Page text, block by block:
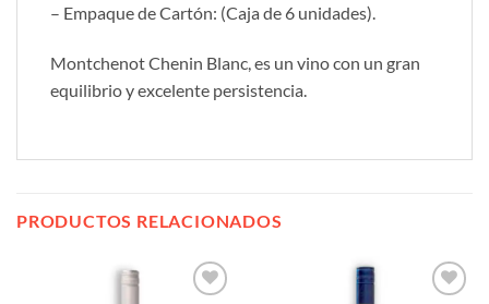
– Empaque de Cartón: (Caja de 6 unidades).
Montchenot Chenin Blanc, es un vino con un gran
equilibrio y excelente persistencia.
PRODUCTOS RELACIONADOS